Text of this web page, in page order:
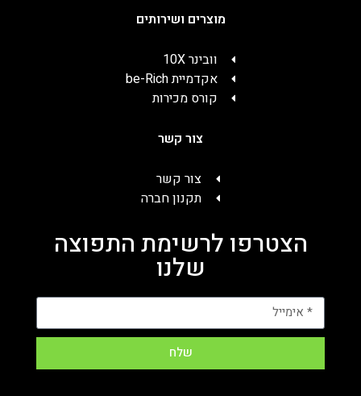
מוצרים ושירותים
וובינר 10X
אקדמיית be-Rich
קורס מכירות
צור קשר
צור קשר
תקנון חברה
הצטרפו לרשימת התפוצה
שלנו
שלח